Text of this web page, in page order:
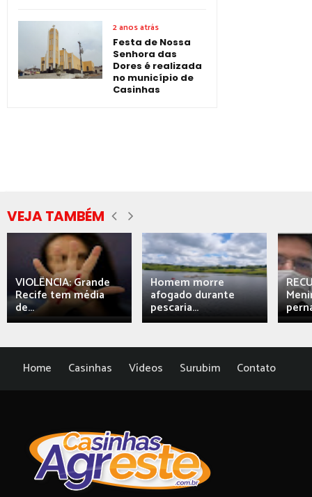
2 anos atrás
Festa de Nossa
Senhora das
Dores é realizada
no município de
Casinhas
VEJA TAMBÉM
VIOLÊNCIA: Grande
Recife tem média
de...
Homem morre
afogado durante
pescaria...
Home Casinhas Vídeos Surubim Contato